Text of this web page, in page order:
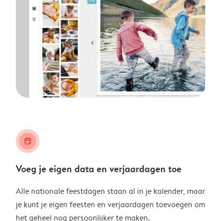
calendar_plus
Voeg je eigen data en verjaardagen toe
Alle nationale feestdagen staan al in je kalender, maar
je kunt je eigen feesten en verjaardagen toevoegen om
het geheel nog persoonlijker te maken.